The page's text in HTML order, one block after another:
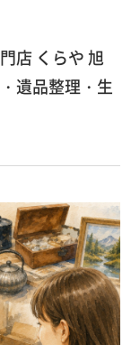
店 くらや 旭
遺品整理・生